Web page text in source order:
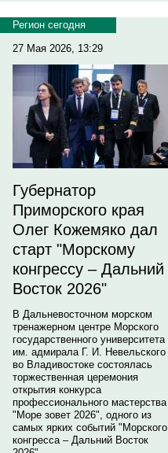
Регион сегодня
27 Мая 2026, 13:29
Губернатор
Приморского края
Олег Кожемяко дал
старт "Морскому
конгрессу – Дальний
Восток 2026"
В Дальневосточном морском
тренажерном центре Морского
государственного университета
им. адмирала Г. И. Невельского
во Владивостоке состоялась
торжественная церемония
открытия конкурса
профессионального мастерства
"Море зовет 2026", одного из
самых ярких событий "Морского
конгресса – Дальний Восток